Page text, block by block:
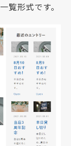
覧形式です。